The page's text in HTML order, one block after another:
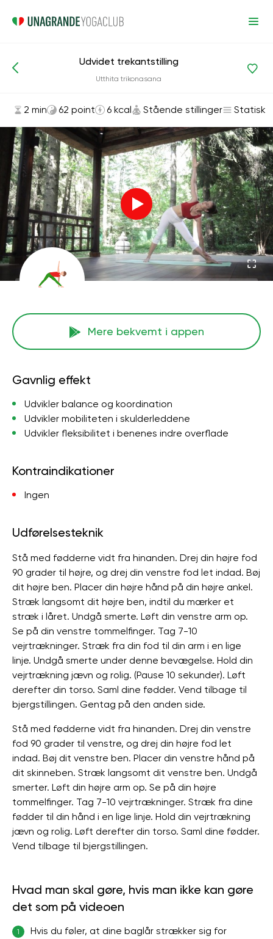
Asanas og øvelser Stående stillinger
Udvidet trekantstilling
Utthita trikonasana
2 min 62 point 6 kcal Stående stillinger Statisk
Mere bekvemt i appen
Gavnlig effekt
Udvikler balance og koordination
Udvikler mobiliteten i skulderleddene
Udvikler fleksibilitet i benenes indre overflade
Kontraindikationer
Ingen
Udførelsesteknik
Stå med fødderne vidt fra hinanden. Drej din højre fod
90 grader til højre, og drej din venstre fod let indad. Bøj
dit højre ben. Placer din højre hånd på din højre ankel.
Stræk langsomt dit højre ben, indtil du mærker et
stræk i låret. Undgå smerte. Løft din venstre arm op.
Se på din venstre tommelfinger. Tag 7-10
vejrtrækninger. Stræk fra din fod til din arm i en lige
linje. Undgå smerte under denne bevægelse. Hold din
vejrtrækning jævn og rolig. (Pause 10 sekunder). Løft
derefter din torso. Saml dine fødder. Vend tilbage til
bjergstillingen. Gentag på den anden side.
Stå med fødderne vidt fra hinanden. Drej din venstre
fod 90 grader til venstre, og drej din højre fod let
indad. Bøj dit venstre ben. Placer din venstre hånd på
dit skinneben. Stræk langsomt dit venstre ben. Undgå
smerter. Løft din højre arm op. Se på din højre
tommelfinger. Tag 7-10 vejrtrækninger. Stræk fra dine
fødder til din hånd i en lige linje. Hold din vejrtrækning
jævn og rolig. Løft derefter din torso. Saml dine fødder.
Vend tilbage til bjergstillingen.
Hvad man skal gøre, hvis man ikke kan gøre
det som på videoen
1
Hvis du føler, at dine baglår strækker sig for